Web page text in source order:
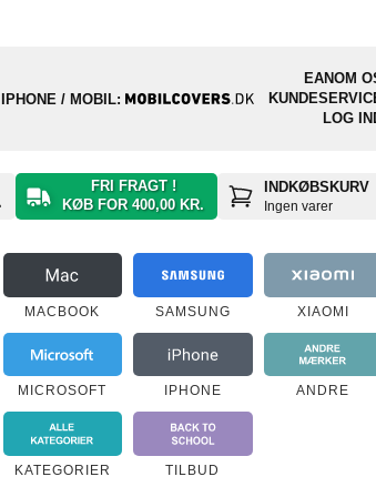
IPHONE / MOBIL:
EANOM
LOG
FRI FRAGT !
KØB FOR 400,00 KR.
INDKØBSKURV
Ingen varer
MACBOOK SAMSUNG XIAOMI
MICROSOFT IPHONE ANDRE
KATEGORIER TILBUD